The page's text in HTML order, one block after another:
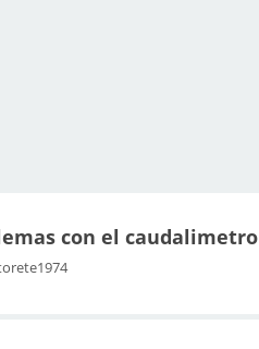
con el caudalimetro